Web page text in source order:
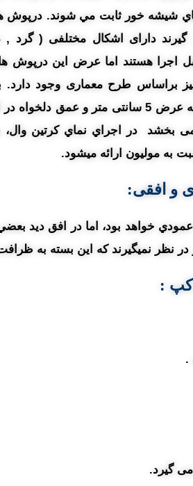
شيشه خور ثابت مي شوند. درپوش
دارای اشکال مختلفی ( گرد
براساس طرح معماری وجود دارد.
خلاصه در نمای کرتین وال سیستم فیس کپ المان های به عرض 5 سانتی متر و
بخشد در اجراي نماي کرتين وال،
به موليون ارائه ميشود.
و افقی:
خواهد بود، اما در افق ديد
در نظر نميگيرند که اين بسته به
کپ :